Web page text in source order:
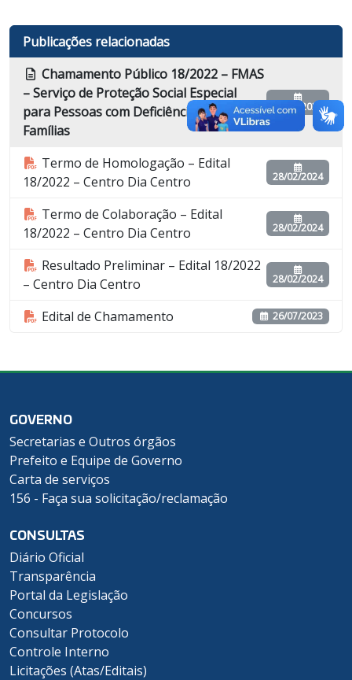
Publicações relacionadas
Chamamento Público 18/2022 – FMAS
– Serviço de Proteção Social Especial
para Pessoas com Deficiência e suas
Famílias
26/07/2023
Termo de Homologação – Edital
18/2022 – Centro Dia Centro
28/02/2024
Termo de Colaboração – Edital
18/2022 – Centro Dia Centro
28/02/2024
Resultado Preliminar – Edital 18/2022
– Centro Dia Centro
28/02/2024
Edital de Chamamento 26/07/2023
GOVERNO
Secretarias e Outros órgãos
Prefeito e Equipe de Governo
Carta de serviços
156 - Faça sua solicitação/reclamação
CONSULTAS
Diário Oficial
Transparência
Portal da Legislação
Concursos
Consultar Protocolo
Controle Interno
Licitações (Atas/Editais)